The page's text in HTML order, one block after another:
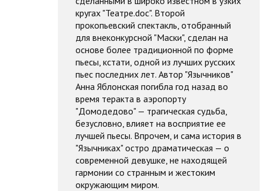
кругах "Театре.doc". Второй
прокопьевский спектакль, отобранный
для внеконкурсной "Маски", сделан на
основе более традиционной по форме
пьесы, кстати, одной из лучших русских
пьес последних лет. Автор "Язычников"
Анна Яблонская погибла год назад во
время теракта в аэропорту
"Домодедово" — трагическая судьба,
безусловно, влияет на восприятие ее
лучшей пьесы. Впрочем, и сама история в
"Язычниках" остро драматическая — о
современной девушке, не находящей
гармонии со странным и жестоким
окружающим миром.